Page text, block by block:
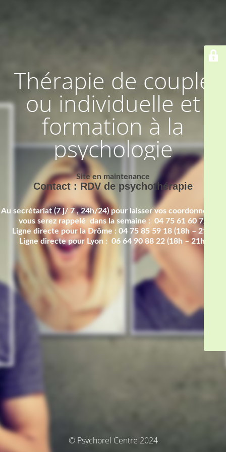
Thérapie de couple
ou individuelle et
formation à la
psychologie
Site en maintenance
Contact : RDV de psychothérapie
Au secrétariat (7 j/ 7 , 24h/24) pour laisser vos coordonnées et
vous serez rappelé dans la semaine : 04 75 61 60 72
Ligne directe pour la Drôme : 04 75 85 59 18 (18h – 21h)
Ligne directe pour Lyon : 06 64 90 88 22 (18h – 21h)
© Psychorel Centre 2024